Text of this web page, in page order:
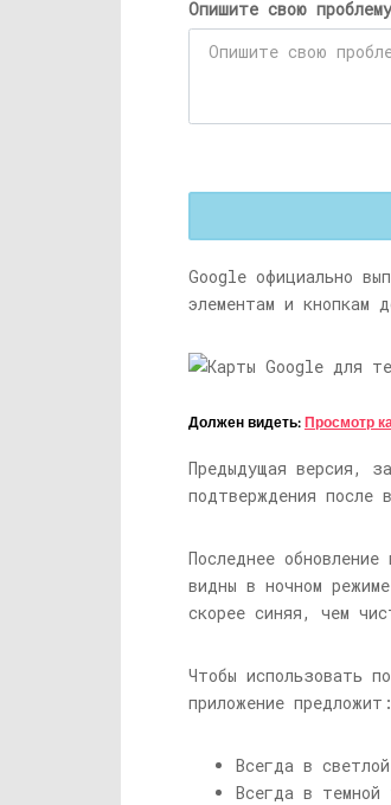
Опишите свою проблему
Google официально
элементам и кнопкам
Должен видеть: Просмотр
Предыдущая версия,
подтверждения после
Последнее
видны в ночном
скорее синяя, чем
Чтобы использовать
приложение предложит:
Всегда в
Всегда в темной